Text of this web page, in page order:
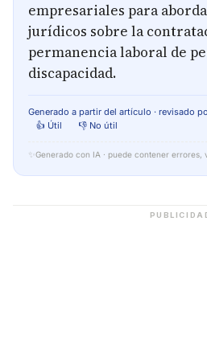
empresariales para
jurídicos sobre la
permanencia laboral de
discapacidad.
Generado a partir del artículo · revisado
👍 Útil
👎 No útil
✨ Generado con IA · puede contener errores,